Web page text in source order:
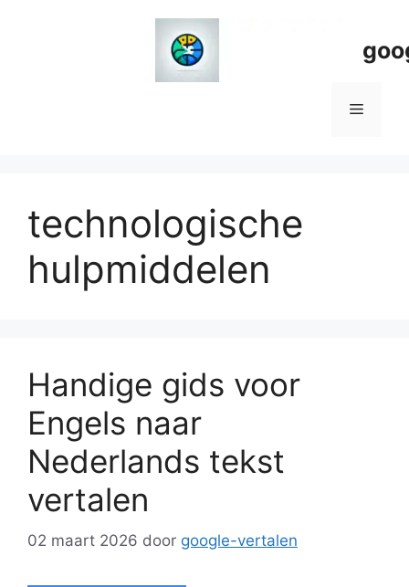
Menu
technologische
hulpmiddelen
Handige gids voor
Engels naar
Nederlands tekst
vertalen
02 maart 2026 door google-vertalen